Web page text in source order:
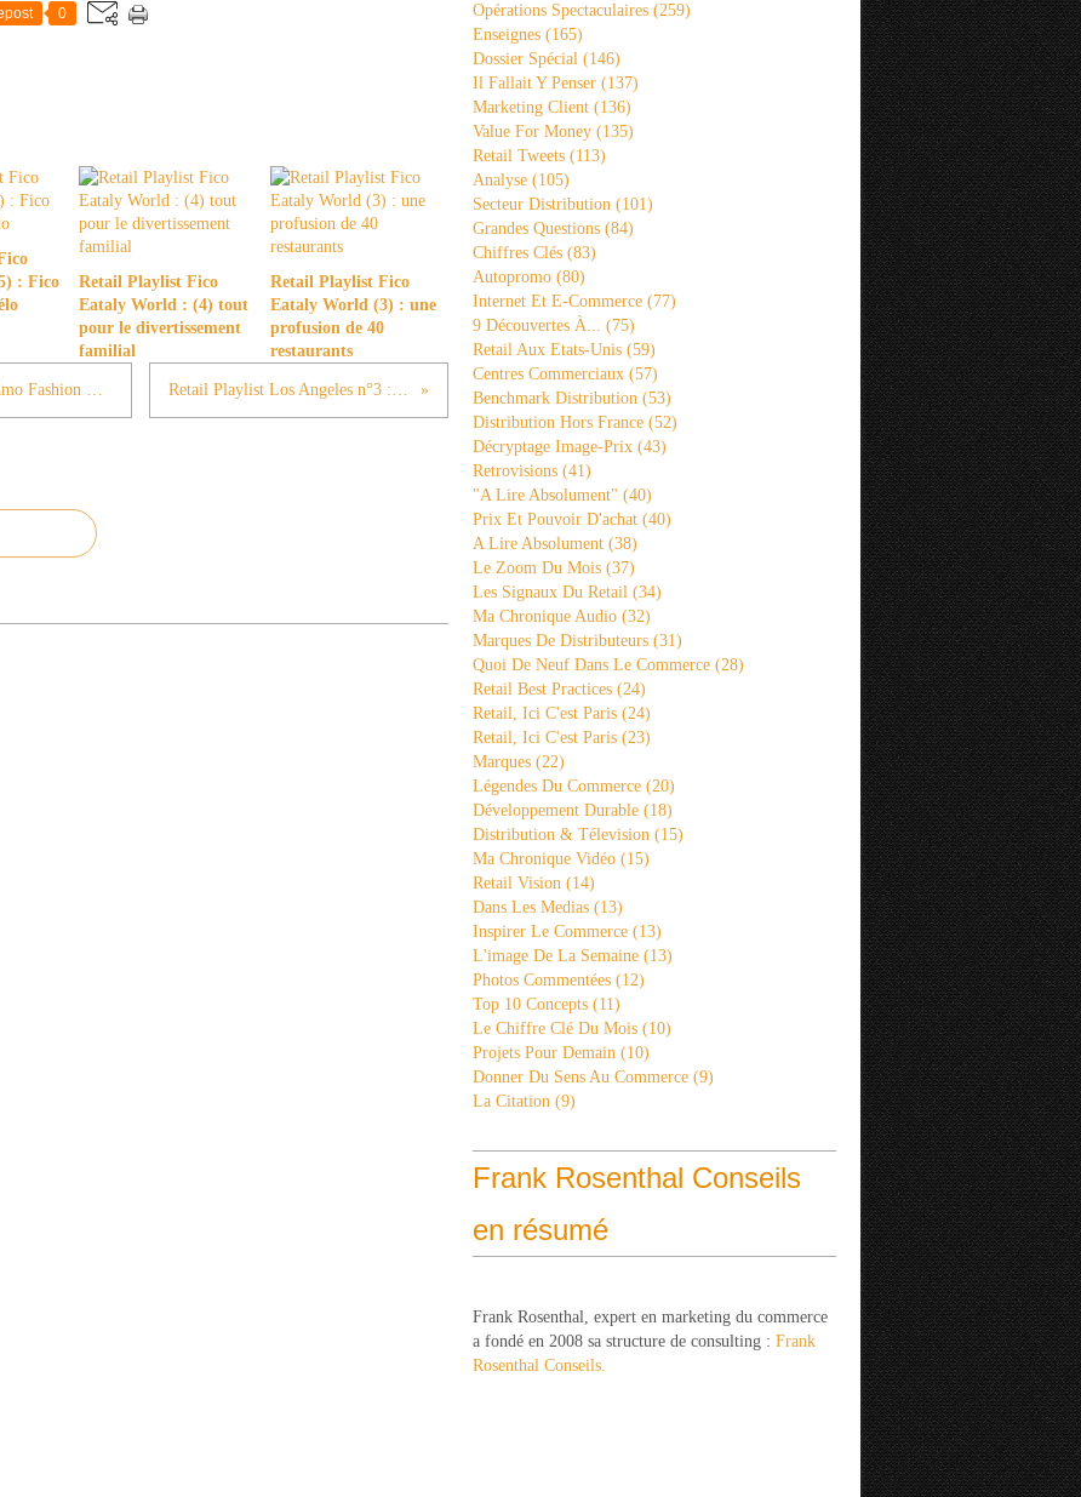
0
: Fico
Retail Playlist Fico
Eataly World : (4) tout
pour le divertissement
familial
Retail Playlist Fico
Eataly World (3) : une
profusion de 40
restaurants
Retail Playlist Los Angeles n°5 : Del Amo Fashion Mall, l'ancien n°1 des centres commerciaux US Retail Playlist Los Angeles n°3 : Banana Republic at The Grove
Opérations Spectaculaires (259)
Enseignes (165)
Dossier Spécial (146)
Il Fallait Y Penser (137)
Marketing Client (136)
Value For Money (135)
Retail Tweets (113)
Analyse (105)
Secteur Distribution (101)
Grandes Questions (84)
Chiffres Clés (83)
Autopromo (80)
Internet Et E-Commerce (77)
9 Découvertes À... (75)
Retail Aux Etats-Unis (59)
Centres Commerciaux (57)
Benchmark Distribution (53)
Distribution Hors France (52)
Décryptage Image-Prix (43)
Retrovisions (41)
"a Lire Absolument" (40)
Prix Et Pouvoir D'achat (40)
A Lire Absolument (38)
Le Zoom Du Mois (37)
Les Signaux Du Retail (34)
Ma Chronique Audio (32)
Marques De Distributeurs (31)
Quoi De Neuf Dans Le Commerce (28)
Retail Best Practices (24)
Retail, Ici C'est Paris (24)
Retail, Ici C'est Paris (23)
Marques (22)
Légendes Du Commerce (20)
Développement Durable (18)
Distribution & Télevision (15)
Ma Chronique Vidéo (15)
Retail Vision (14)
Dans Les Medias (13)
Inspirer Le Commerce (13)
L'image De La Semaine (13)
Photos Commentées (12)
Top 10 Concepts (11)
Le Chiffre Clé Du Mois (10)
Projets Pour Demain (10)
Donner Du Sens Au Commerce (9)
La Citation (9)
Frank Rosenthal Conseils
en résumé
Frank Rosenthal, expert en marketing du commerce
a fondé en 2008 sa structure de consulting : Frank
Rosenthal Conseils.